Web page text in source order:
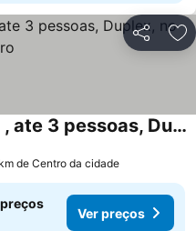
Partilhar
Saint Sebastian Flat 611 , ate 3 pessoas, Duplex, no centro
de Centro da cidade
Ver preços